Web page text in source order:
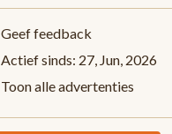
Geef feedback
Actief sinds: 27, Jun, 2026
Toon alle advertenties